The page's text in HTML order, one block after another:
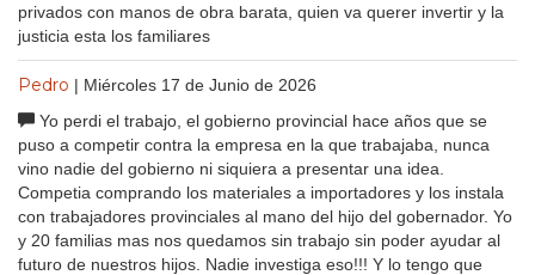
privados con manos de obra barata, quien va querer invertir y la
justicia esta los familiares
Pedro | Miércoles 17 de Junio de 2026
Yo perdi el trabajo, el gobierno provincial hace años que se
puso a competir contra la empresa en la que trabajaba, nunca
vino nadie del gobierno ni siquiera a presentar una idea.
Competia comprando los materiales a importadores y los instala
con trabajadores provinciales al mano del hijo del gobernador. Yo
y 20 familias mas nos quedamos sin trabajo sin poder ayudar al
futuro de nuestros hijos. Nadie investiga eso!!! Y lo tengo que